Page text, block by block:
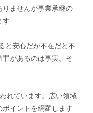
ませんが事業承継の
す
と安心だが不在だと不
があるのは事実。そ
れています。広い領域
イントを網羅します